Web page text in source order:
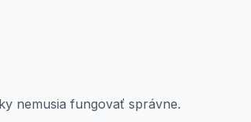
nemusia fungovať správne.